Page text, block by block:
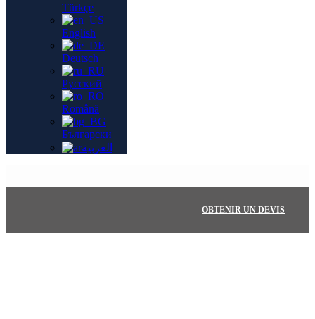
Türkçe
English
Deutsch
Русский
Română
Български
العربية
OBTENIR UN DEVIS